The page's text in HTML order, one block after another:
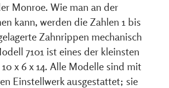
Monroe. Wie man an der
kann, werden die Zahlen 1 bis
Zahnrippen mechanisch
7101 ist eines der kleinsten
x 6 x 14. Alle Modelle sind mit
Einstellwerk ausgestattet; sie